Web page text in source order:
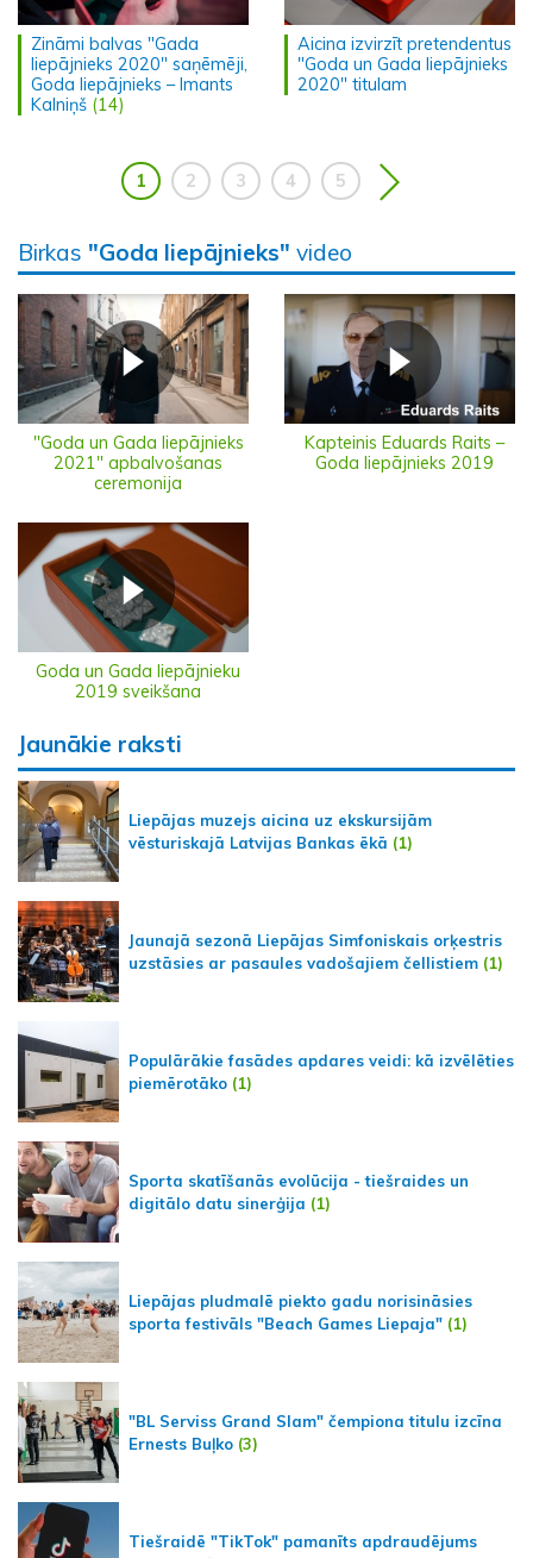
Zināmi balvas "Gada
liepājnieks 2020" saņēmēji,
Goda liepājnieks – Imants
Kalniņš (14)
Aicina izvirzīt pretendentus
"Goda un Gada liepājnieks
2020" titulam
1 2 3 4 5
Birkas "Goda liepājnieks" video
"Goda un Gada liepājnieks
2021" apbalvošanas
ceremonija
Kapteinis Eduards Raits –
Goda liepājnieks 2019
Goda un Gada liepājnieku
2019 sveikšana
Jaunākie raksti
Liepājas muzejs aicina uz ekskursijām
vēsturiskajā Latvijas Bankas ēkā (1)
Jaunajā sezonā Liepājas Simfoniskais orķestris
uzstāsies ar pasaules vadošajiem čellistiem (1)
Populārākie fasādes apdares veidi: kā izvēlēties
piemērotāko (1)
Sporta skatīšanās evolūcija - tiešraides un
digitālo datu sinerģija (1)
Liepājas pludmalē piekto gadu norisināsies
sporta festivāls "Beach Games Liepaja" (1)
"BL Serviss Grand Slam" čempiona titulu izcīna
Ernests Buļko (3)
Tiešraidē "TikTok" pamanīts apdraudējums